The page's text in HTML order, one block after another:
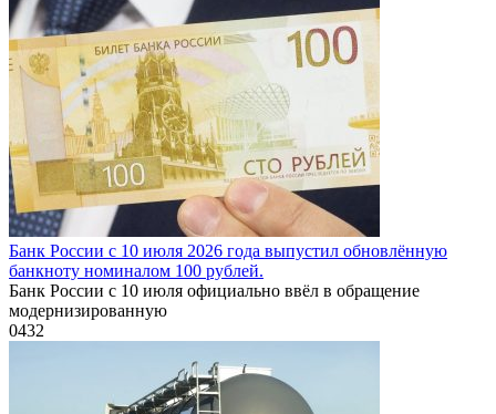
Банк России с 10 июля 2026 года выпустил обновлённую
банкноту номиналом 100 рублей.
Банк России с 10 июля официально ввёл в обращение
модернизированную
0432